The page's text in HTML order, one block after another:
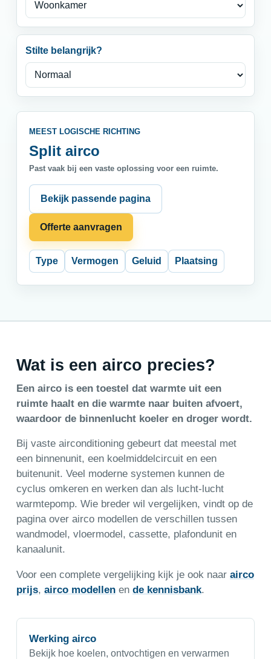
Stilte belangrijk?
MEEST LOGISCHE RICHTING
Split airco
Past vaak bij een vaste oplossing voor een ruimte.
Bekijk passende pagina
Offerte aanvragen
Type Vermogen Geluid Plaatsing
Wat is een airco precies?
Een airco is een toestel dat warmte uit een
ruimte haalt en die warmte naar buiten afvoert,
waardoor de binnenlucht koeler en droger wordt.
Bij vaste airconditioning gebeurt dat meestal met
een binnenunit, een koelmiddelcircuit en een
buitenunit. Veel moderne systemen kunnen de
cyclus omkeren en werken dan als lucht-lucht
warmtepomp. Wie breder wil vergelijken, vindt op de
pagina over airco modellen de verschillen tussen
wandmodel, vloermodel, cassette, plafondunit en
kanaalunit.
Voor een complete vergelijking kijk je ook naar airco
prijs, airco modellenen de kennisbank.
Werking airco
Bekijk hoe koelen, ontvochtigen en verwarmen